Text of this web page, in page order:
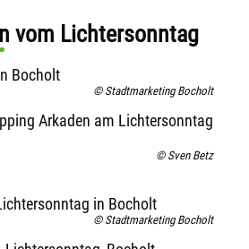
vom Lichtersonntag
© Stadtmarketing Bocholt
© Sven Betz
© Stadtmarketing Bocholt